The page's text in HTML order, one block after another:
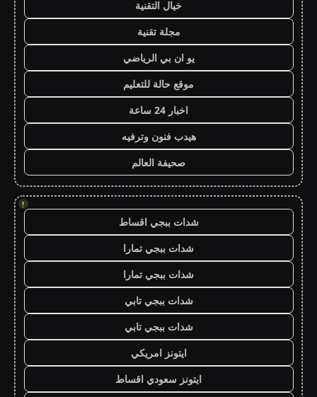
خيال التقنية
مجلة تقنية
يو ان بي الرياضي
موقع حالة للتعليم
اخبار 24 ساعة
هيدب فنون وترفيه
صحيفة العالم
!
شدات ببجي اقساط
شدات ببجي تمارا
شدات ببجي تمارا
شدات ببجي تابي
شدات ببجي تابي
ايتونز امريكي
ايتونز سعودي اقساط